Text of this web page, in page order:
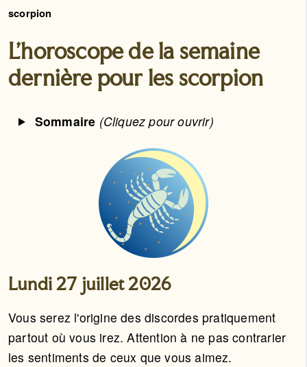
scorpion
L'horoscope de la semaine
dernière pour les scorpion
Sommaire (Cliquez pour ouvrir)
Lundi 27 juillet 2026
Vous serez l'origine des discordes pratiquement
partout où vous irez. Attention à ne pas contrarier
les sentiments de ceux que vous aimez.